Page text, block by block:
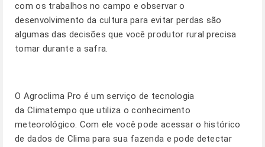
com os trabalhos no campo e observar o
desenvolvimento da cultura para evitar perdas são
algumas das decisões que você produtor rural precisa
tomar durante a safra.
O Agroclima Pro é um serviço de tecnologia
da Climatempo que utiliza o conhecimento
meteorológico. Com ele você pode acessar o histórico
de dados de Clima para sua fazenda e pode detectar